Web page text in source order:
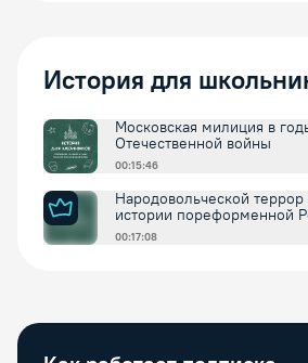
История для
Московская милиция в
Отечественной войны
00:15:46
Народовольческой террор
истории пореформенной
00:17:08